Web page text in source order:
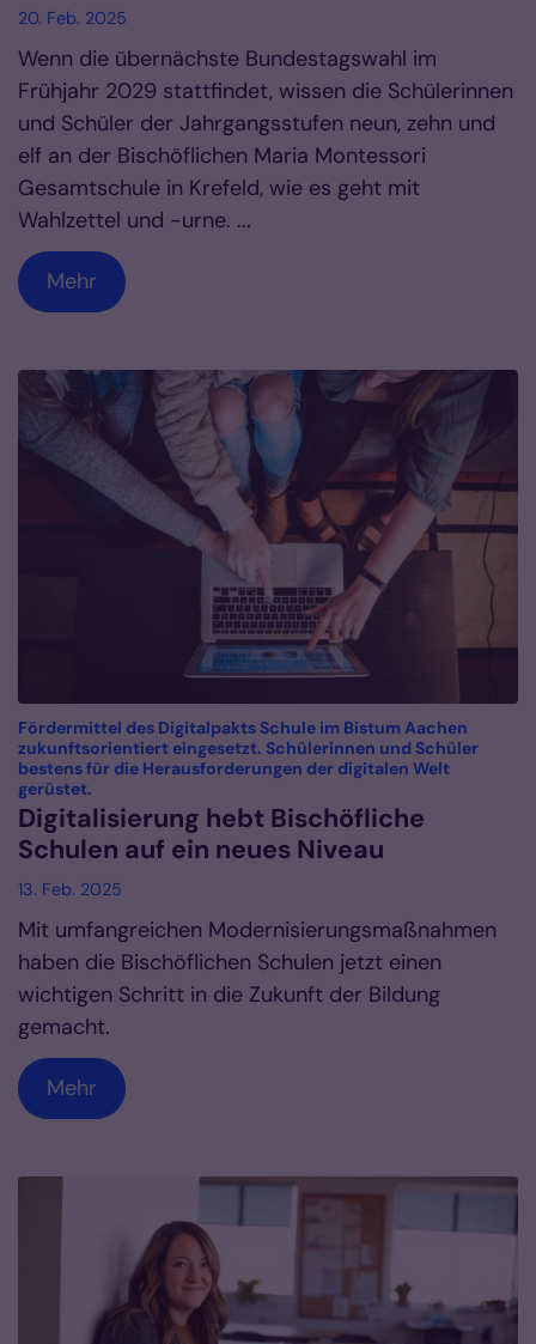
20. Feb. 2025
Wenn die übernächste Bundestagswahl im
Frühjahr 2029 stattfindet, wissen die Schülerinnen
und Schüler der Jahrgangsstufen neun, zehn und
elf an der Bischöflichen Maria Montessori
Gesamtschule in Krefeld, wie es geht mit
Wahlzettel und -urne. ...
Mehr
Fördermittel des Digitalpakts Schule im Bistum Aachen
zukunftsorientiert eingesetzt. Schülerinnen und Schüler
bestens für die Herausforderungen der digitalen Welt
gerüstet.
Digitalisierung hebt Bischöfliche
Schulen auf ein neues Niveau
13. Feb. 2025
Mit umfangreichen Modernisierungsmaßnahmen
haben die Bischöflichen Schulen jetzt einen
wichtigen Schritt in die Zukunft der Bildung
gemacht.
Mehr